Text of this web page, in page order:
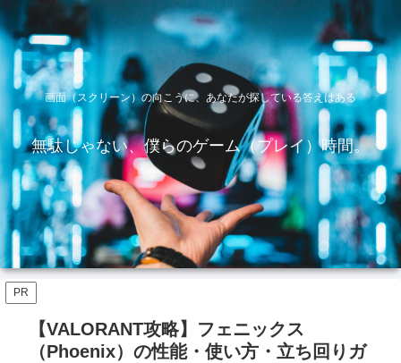
画面（スクリーン）の向こうに、あなたが探している答えはある
無駄じゃない、僕らのゲーム（プレイ）時間。
PR
【VALORANT攻略】フェニックス
（Phoenix）の性能・使い方・立ち回りガ